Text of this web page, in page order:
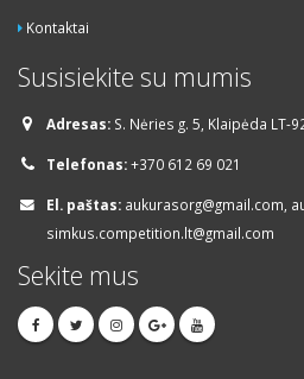
Kontaktai
Susisiekite su mumis
Adresas: S. Nėries g. 5, Klaipėda LT-
Telefonas:+370 612 69 021
El. paštas: aukurasorg@gmail.com,
simkus.competition.lt@gmail.com
Sekite mus